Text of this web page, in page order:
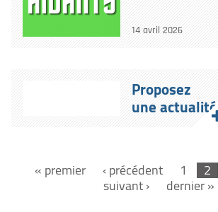
14 avril 2026
Proposez
une actualité
« premier ‹ précédent 1 2
suivant › dernier »